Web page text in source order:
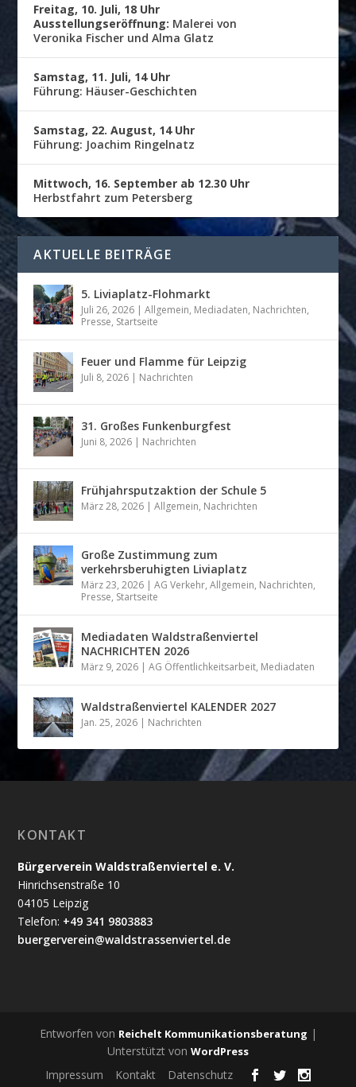
Freitag, 10. Juli, 18 Uhr
Ausstellungseröffnung: Malerei von
Veronika Fischer und Alma Glatz
Samstag, 11. Juli, 14 Uhr
Führung: Häuser-Geschichten
Samstag, 22. August, 14 Uhr
Führung: Joachim Ringelnatz
Mittwoch, 16. September ab 12.30 Uhr
Herbstfahrt zum Petersberg
AKTUELLE BEITRÄGE
5. Liviaplatz-Flohmarkt
Juli 26, 2026 |Allgemein, Mediadaten, Nachrichten,
Presse, Startseite
Feuer und Flamme für Leipzig
Juli 8, 2026 | Nachrichten
31. Großes Funkenburgfest
Juni 8, 2026 | Nachrichten
Frühjahrsputzaktion der Schule 5
März 28, 2026 |Allgemein, Nachrichten
Große Zustimmung zum
verkehrsberuhigten Liviaplatz
März 23, 2026 |AG Verkehr,Allgemein, Nachrichten,
Presse, Startseite
Mediadaten Waldstraßenviertel
NACHRICHTEN 2026
März 9, 2026 |AG Öffentlichkeitsarbeit, Mediadaten
Waldstraßenviertel KALENDER 2027
Jan. 25, 2026 | Nachrichten
KONTAKT
Bürgerverein Waldstraßenviertel e. V.
Hinrichsenstraße 10
04105 Leipzig
Telefon: +49 341 9803883
buergerverein@waldstrassenviertel.de
Entworfen von Reichelt Kommunikationsberatung |
Unterstützt von WordPress
Impressum Kontakt Datenschutz